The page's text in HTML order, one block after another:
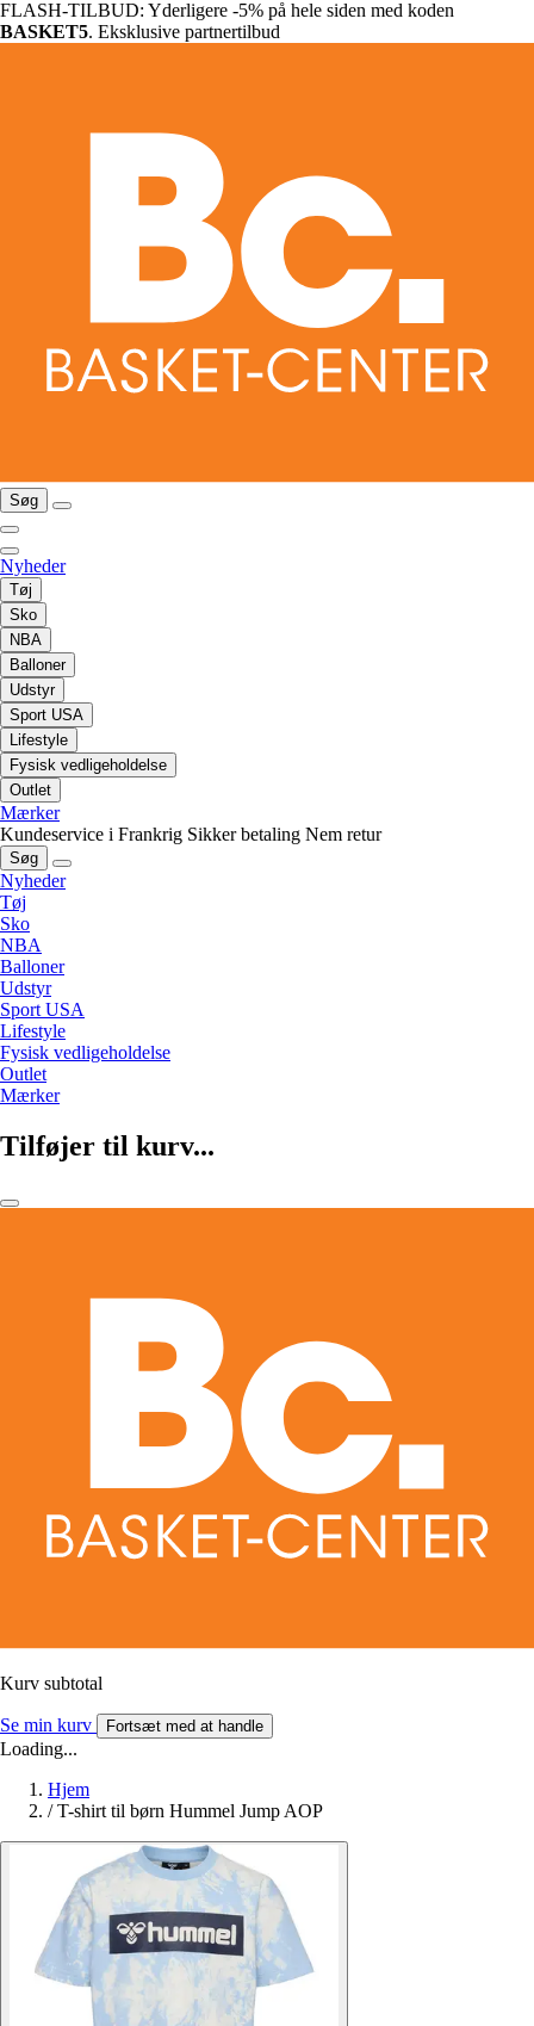
FLASH-TILBUD: Yderligere -5% på hele siden med koden
BASKET5. Eksklusive partnertilbud
Søg
Nyheder
Tøj
Sko
NBA
Balloner
Udstyr
Sport USA
Lifestyle
Fysisk vedligeholdelse
Outlet
Mærker
Kundeservice i Frankrig Sikker betaling Nem retur
Søg
Nyheder
Tøj
Sko
NBA
Balloner
Udstyr
Sport USA
Lifestyle
Fysisk vedligeholdelse
Outlet
Mærker
Tilføjer til kurv...
Kurv subtotal
Se min kurv Fortsæt med at handle
Loading...
Hjem
/ T-shirt til børn Hummel Jump AOP